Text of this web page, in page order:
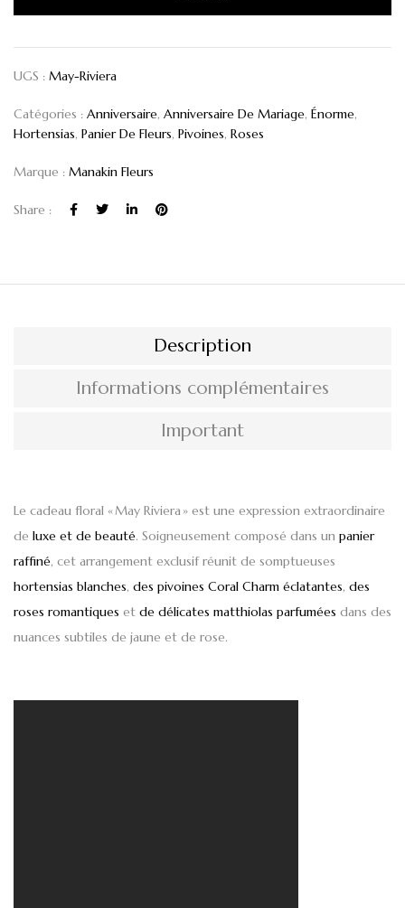
UGS : May-Riviera
Catégories : Anniversaire, Anniversaire De Mariage, Énorme,
Hortensias, Panier De Fleurs, Pivoines, Roses
Marque : Manakin Fleurs
Share :
Description
Informations complémentaires
Important
Le cadeau floral « May Riviera » est une expression extraordinaire
de luxe et de beauté. Soigneusement composé dans un panier
raffiné, cet arrangement exclusif réunit de somptueuses
hortensias blanches, des pivoines Coral Charm éclatantes, des
roses romantiques et de délicates matthiolas parfumées dans des
nuances subtiles de jaune et de rose.